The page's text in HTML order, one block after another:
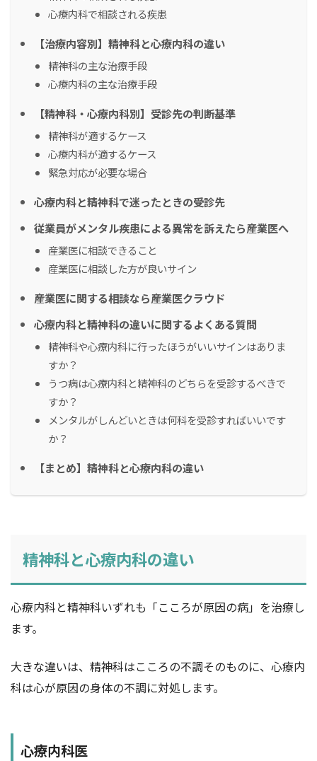
心療内科で相談される疾患
【治療内容別】精神科と心療内科の違い
精神科の主な治療手段
心療内科の主な治療手段
【精神科・心療内科別】受診先の判断基準
精神科が適するケース
心療内科が適するケース
緊急対応が必要な場合
心療内科と精神科で迷ったときの受診先
従業員がメンタル疾患による異常を訴えたら産業医へ
産業医に相談できること
産業医に相談した方が良いサイン
産業医に関する相談なら産業医クラウド
心療内科と精神科の違いに関するよくある質問
精神科や心療内科に行ったほうがいいサインはありま
すか？
うつ病は心療内科と精神科のどちらを受診するべきで
すか？
メンタルがしんどいときは何科を受診すればいいです
か？
【まとめ】精神科と心療内科の違い
精神科と心療内科の違い
心療内科と精神科いずれも「こころが原因の病」を治療し
ます。
大きな違いは、精神科はこころの不調そのものに、心療内
科は心が原因の身体の不調に対処します。
心療内科医